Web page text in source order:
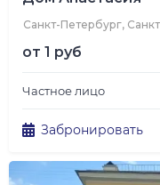
Санкт-Петербург,
от 1 руб
Частное лицо
Забронировать